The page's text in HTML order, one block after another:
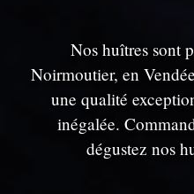
Nos huîtres sont
Noirmoutier, en
une qualité
inégalée.
dégustez nos